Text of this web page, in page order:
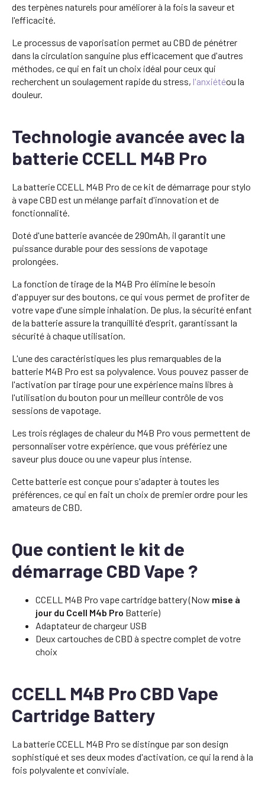
des terpènes naturels pour améliorer à la fois la saveur et
l'efficacité.
Le processus de vaporisation permet au CBD de pénétrer
dans la circulation sanguine plus efficacement que d'autres
méthodes, ce qui en fait un choix idéal pour ceux qui
recherchent un soulagement rapide du stress, l'anxiétéou la
douleur.
Technologie avancée avec la
batterie CCELL M4B Pro
La batterie CCELL M4B Pro de ce kit de démarrage pour stylo
à vape CBD est un mélange parfait d'innovation et de
fonctionnalité.
Doté d'une batterie avancée de 290mAh, il garantit une
puissance durable pour des sessions de vapotage
prolongées.
La fonction de tirage de la M4B Pro élimine le besoin
d'appuyer sur des boutons, ce qui vous permet de profiter de
votre vape d'une simple inhalation. De plus, la sécurité enfant
de la batterie assure la tranquillité d'esprit, garantissant la
sécurité à chaque utilisation.
L'une des caractéristiques les plus remarquables de la
batterie M4B Pro est sa polyvalence. Vous pouvez passer de
l'activation par tirage pour une expérience mains libres à
l'utilisation du bouton pour un meilleur contrôle de vos
sessions de vapotage.
Les trois réglages de chaleur du M4B Pro vous permettent de
personnaliser votre expérience, que vous préfériez une
saveur plus douce ou une vapeur plus intense.
Cette batterie est conçue pour s'adapter à toutes les
préférences, ce qui en fait un choix de premier ordre pour les
amateurs de CBD.
Que contient le kit de
démarrage CBD Vape ?
CCELL M4B Pro vape cartridge battery (Now mise à
jour du Ccell M4b Pro Batterie)
Adaptateur de chargeur USB
Deux cartouches de CBD à spectre complet de votre
choix
CCELL M4B Pro CBD Vape
Cartridge Battery
La batterie CCELL M4B Pro se distingue par son design
sophistiqué et ses deux modes d'activation, ce qui la rend à la
fois polyvalente et conviviale.